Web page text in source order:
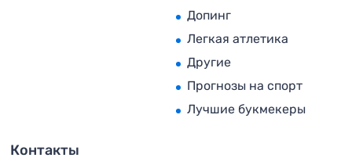
Допинг
Легкая атлетика
Другие
Прогнозы на спорт
Лучшие букмекеры
Контакты